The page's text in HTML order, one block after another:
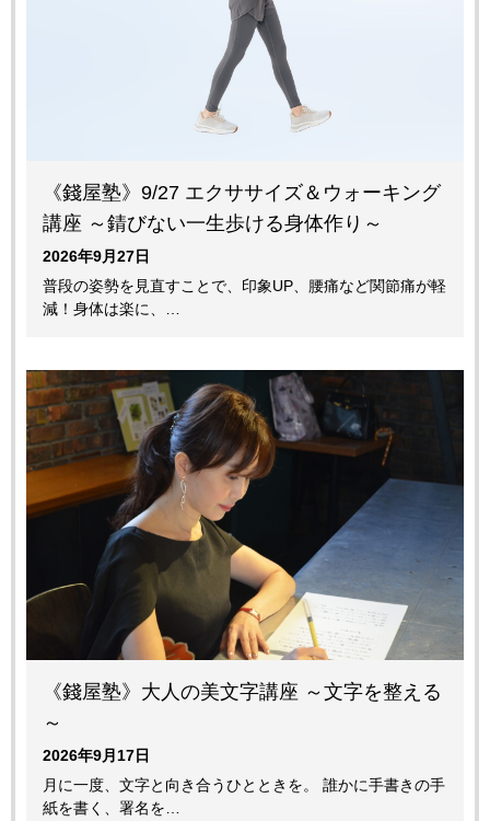
《錢屋塾》9/27 エクササイズ＆ウォーキング
講座 ～錆びない一生歩ける身体作り～
2026年9月27日
普段の姿勢を見直すことで、印象UP、腰痛など関節痛が軽
減！身体は楽に、…
《錢屋塾》大人の美文字講座 ～文字を整える
～
2026年9月17日
月に一度、文字と向き合うひとときを。 誰かに手書きの手
紙を書く、署名を…